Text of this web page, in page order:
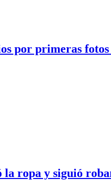
por primeras fotos
la ropa y siguió